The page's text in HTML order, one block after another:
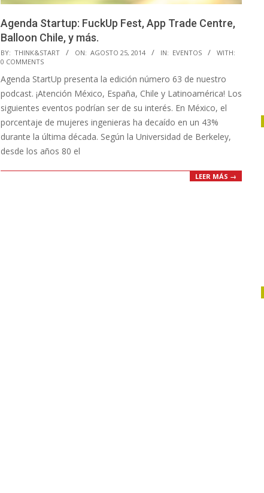
Agenda Startup: FuckUp Fest, App Trade Centre,
Balloon Chile, y más.
2014-
08-
25
BY: THINK&START ON: AGOSTO 25, 2014 IN: EVENTOS
WITH:
0 COMMENTS
Agenda StartUp presenta la edición número 63 de nuestro
podcast. ¡Atención México, España, Chile y Latinoamérica! Los
siguientes eventos podrían ser de su interés. En México, el
porcentaje de mujeres ingenieras ha decaído en un 43%
durante la última década. Según la Universidad de Berkeley,
desde los años 80 el
LEER MÁS →